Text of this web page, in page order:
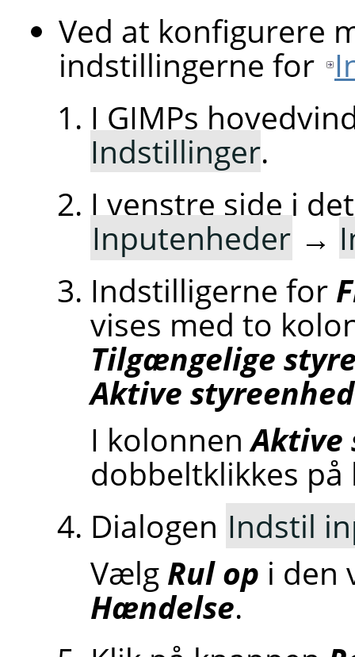
Ved at konfigurere
indstillingerne for
I GIMPs
Indstillinger.
I venstre side i
Inputenheder →
Indstilligerne for
vises med to
Tilgængelige
Aktive
I kolonnenAktive
dobbeltklikkes
Dialogen Indstil
Vælg Rul op i den
Hændelse.